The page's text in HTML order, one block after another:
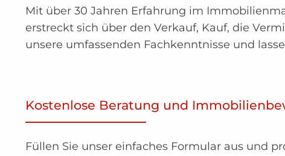
Mit über 30 Jahren Erfahrung im
erstreckt sich über den Verkauf, Kauf, die
unsere umfassenden Fachkenntnisse und
Kostenlose Beratung und
Füllen Sie unser einfaches Formular aus und